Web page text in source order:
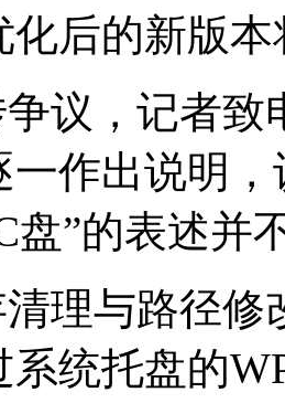
化后的新版
议，记者致
一作出说明
盘”的表述并
理与路径修
系统托盘的